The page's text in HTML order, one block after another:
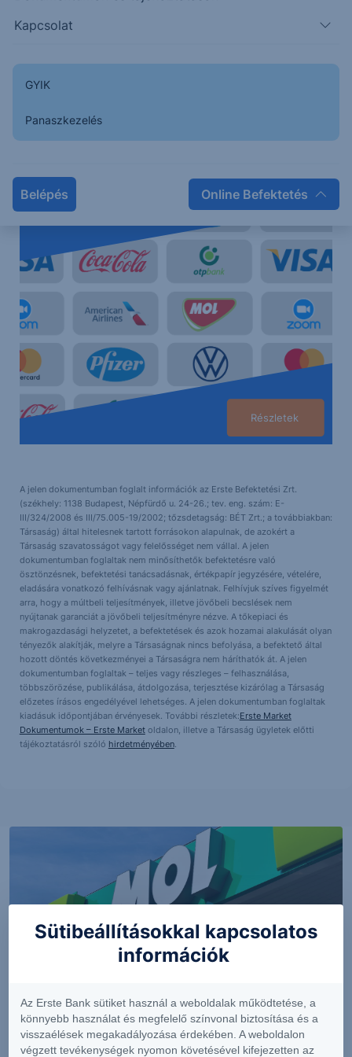
Kapcsolat
GYIK
Panaszkezelés
Belépés Online Befektetés
Kereskedjen közvetlenül a magyar, az osztrák, a német
és az amerikai piacon
Részletek
A jelen dokumentumban foglalt információk az Erste Befektetési Zrt.
(székhely: 1138 Budapest, Népfürdő u. 24-26.; tev. eng. szám: E-
III/324/2008 és III/75.005-19/2002; tőzsdetagság: BÉT Zrt.; a továbbiakban:
Társaság) által hitelesnek tartott forrásokon alapulnak, de azokért a
Társaság szavatosságot vagy felelősséget nem vállal. A jelen
dokumentumban foglaltak nem minősíthetők befektetésre való
ösztönzésnek, befektetési tanácsadásnak, értékpapír jegyzésére, vételére,
eladására vonatkozó felhívásnak vagy ajánlatnak. Felhívjuk szíves figyelmét
arra, hogy a múltbeli teljesítmények, illetve jövőbeli becslések nem
nyújtanak garanciát a jövőbeli teljesítményre nézve. A tőkepiaci és
makrogazdasági helyzetet, a befektetések és azok hozamai alakulását olyan
tényezők alakítják, melyre a Társaságnak nincs befolyása, a befektető által
hozott döntés következményei a Társaságra nem háríthatók át. A jelen
dokumentumban foglaltak – teljes vagy részleges – felhasználása,
többszörözése, publikálása, átdolgozása, terjesztése kizárólag a Társaság
előzetes írásos engedélyével lehetséges. A jelen dokumentumban foglaltak
kiadásuk időpontjában érvényesek. További részletek:Erste Market
Dokumentumok – Erste Marketoldalon, illetve a Társaság ügyletek előtti
tájékoztatásról szóló hirdetményében.
Erős lett a MOL második negyedéve
PIACI HÍREK
Sütibeállításokkal kapcsolatos
információk
Az Erste Bank sütiket használ a weboldalak működtetése, a
könnyebb használat és megfelelő színvonal biztosítása és a
visszaélések megakadályozása érdekében. A weboldalon
végzett tevékenységek nyomon követésével kifejezetten az